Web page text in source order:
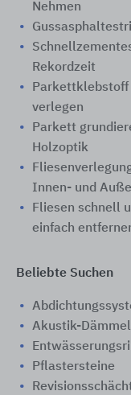
Nehmen
Rekordzeit
verlegen
Parkett
Holzoptik
Innen- und
Fliesen schnell
einfach
Beliebte Suchen
Akustik-
Pflastersteine